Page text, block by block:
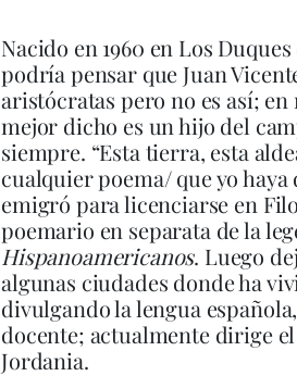
Nacido en 1960 en Los
podría pensar que Juan
aristócratas pero no es así;
mejor dicho es un hijo del
siempre. “Esta tierra, esta
cualquier poema/ que yo
emigró para licenciarse en
poemario en separata de la
Hispanoamericanos. Luego
algunas ciudades donde ha
divulgando la lengua
docente; actualmente dirige
Jordania.